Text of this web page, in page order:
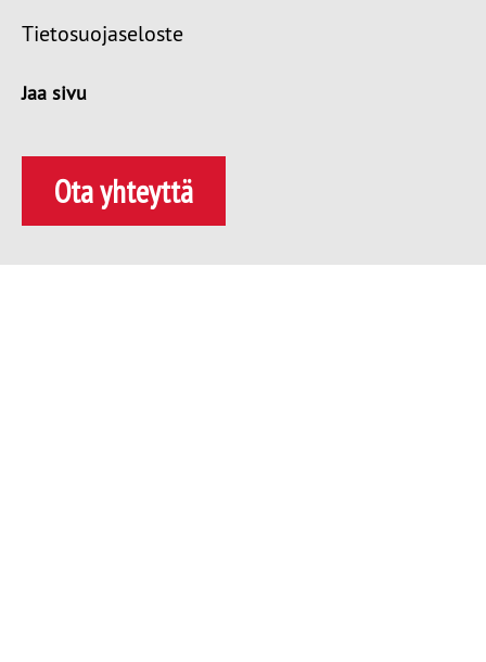
Tietosuojaseloste
Jaa sivu
Ota yhteyttä